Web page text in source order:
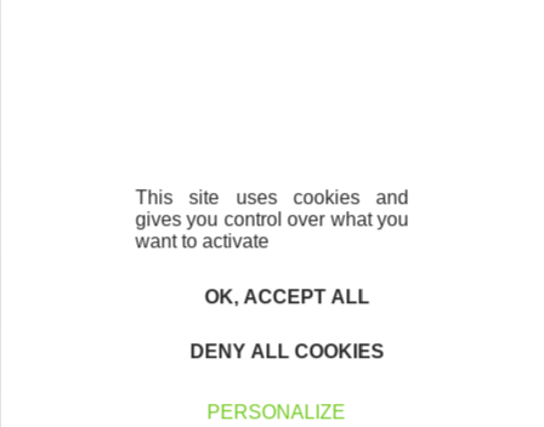
Le Site contient des formulaires que l’Utilisateur est libre
de compléter selon les fonctionnalités du Site.
de recueillir des informations et/ou des avis saisis en
ligne par l’Utilisateur. Lors de cette collecte, le caractère
This site uses cookies and
gives you control over what you
want to activate
OK, ACCEPT ALL
DENY ALL COOKIES
PERSONALIZE